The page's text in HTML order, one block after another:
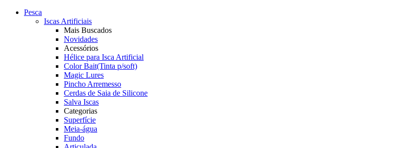
Pesca
Iscas Artificiais
Mais Buscados
Novidades
Acessórios
Hélice para Isca Artificial
Color Bait(Tinta p/soft)
Magic Lures
Pincho Arremesso
Cerdas de Saia de Silicone
Salva Iscas
Categorias
Superfície
Meia-água
Fundo